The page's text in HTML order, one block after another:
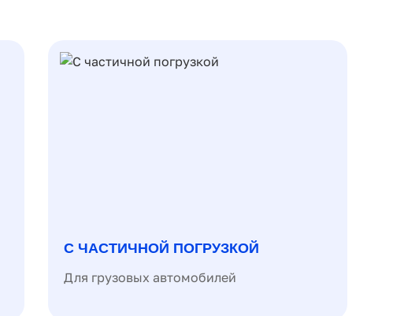
С ЧАСТИЧНОЙ ПОГРУЗКОЙ
Для грузовых автомобилей